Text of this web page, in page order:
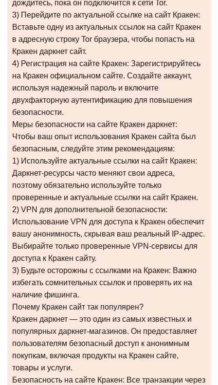
дождитесь, пока он подключится к сети Tor.
3) Перейдите по актуальной ссылке на сайт Кракен:
Вставьте одну из актуальных ссылок на сайт Кракен
в адресную строку Tor браузера, чтобы попасть на
Кракен даркнет сайт.
4) Регистрация на сайте Кракен: Зарегистрируйтесь
на Кракен официальном сайте. Создайте аккаунт,
используя надежный пароль и включите
двухфакторную аутентификацию для повышения
безопасности.
Меры безопасности на сайте Кракен даркнет:
Чтобы ваш опыт использования Кракен сайта был
безопасным, следуйте этим рекомендациям:
1) Используйте актуальные ссылки на сайт Кракен:
Даркнет-ресурсы часто меняют свои адреса,
поэтому обязательно используйте только
проверенные и актуальные ссылки на сайт Кракен.
2) VPN для дополнительной безопасности:
Использование VPN для доступа к Кракен обеспечит
вашу анонимность, скрывая ваш реальный IP-адрес.
Выбирайте только проверенные VPN-сервисы для
доступа к Кракен сайту.
3) Будьте осторожны с ссылками на Кракен: Важно
избегать сомнительных ссылок и проверять их на
наличие фишинга.
Почему Кракен сайт так популярен?
Кракен даркнет — это один из самых известных и
популярных даркнет-магазинов. Он предоставляет
пользователям безопасный доступ к анонимным
покупкам, включая продукты на Кракен сайте,
товары и услуги.
Безопасность на сайте Кракен: Все транзакции через